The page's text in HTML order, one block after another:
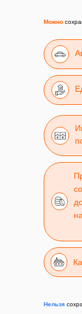
Можно
Нельзя